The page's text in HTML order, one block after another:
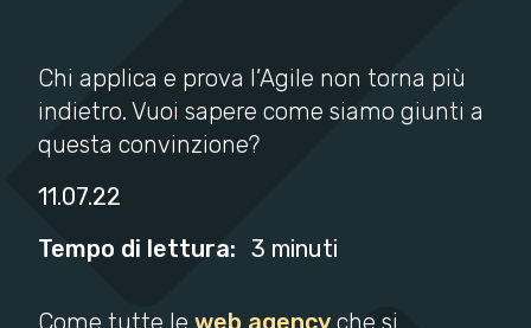
Chi applica e prova l’Agile non torna più
indietro. Vuoi sapere come siamo giunti a
questa convinzione?
11.07.22
Tempo di lettura: 3 minuti
Come tutte le web agency che si